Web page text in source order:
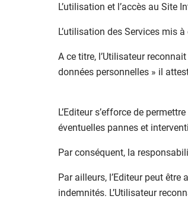
L’utilisation et l’accès au Site
L’utilisation des Services mis
A ce titre, l’Utilisateur
données personnelles » il
L’Editeur s’efforce de
éventuelles pannes et
Par conséquent, la
Par ailleurs, l’Editeur peut
indemnités. L’Utilisateur